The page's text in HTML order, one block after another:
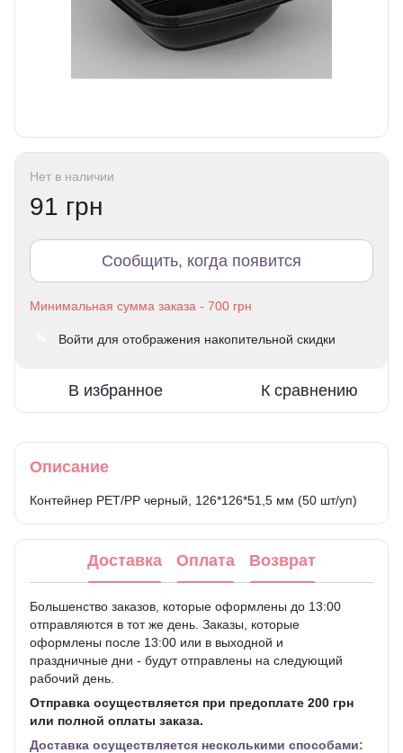
Нет в наличии
91 грн
Сообщить, когда появится
Войти для отображения накопительной скидки
В избранное К сравнению
Описание
Контейнер РЕТ/РР черный, 126*126*51,5 мм (50 шт/уп)
Доставка Оплата Возврат
Большенство заказов, которые оформлены до 13:00
отправляются в тот же день. Заказы, которые
оформлены после 13:00 или в выходной и
праздничные дни - будут отправлены на следующий
рабочий день.
Отправка осуществляется при предоплате 200 грн
или полной оплаты заказа.
Доставка осуществляется несколькими способами: